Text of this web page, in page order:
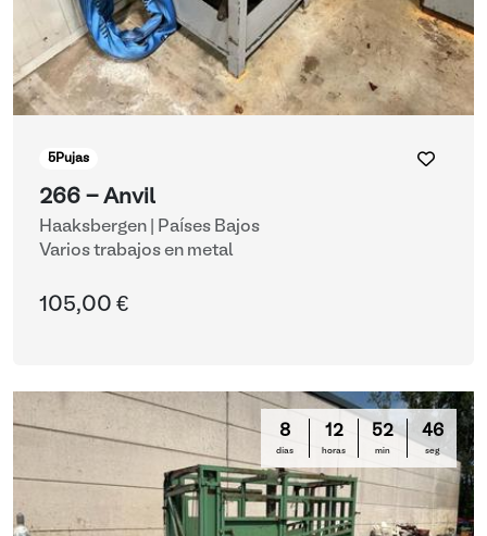
5Pujas
266 - Anvil
Haaksbergen | Países Bajos
Varios trabajos en metal
105,00 €
8
días
12
horas
52
min
46
seg